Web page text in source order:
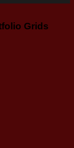
Grids